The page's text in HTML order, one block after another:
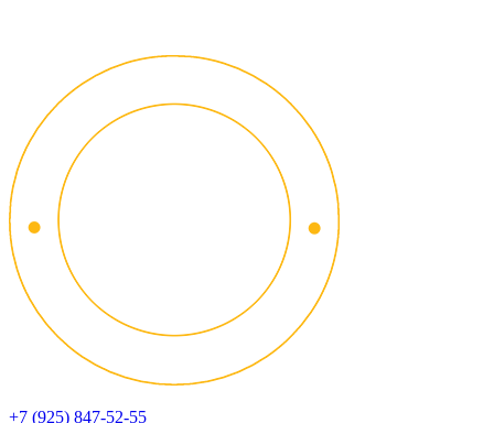
+7 (925) 847-52-55